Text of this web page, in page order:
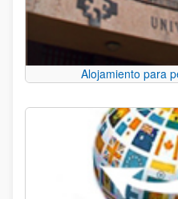
Alojamiento para